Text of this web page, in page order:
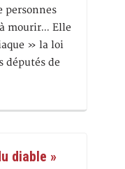
personnes
mourir… Elle
» la loi
députés de
diable »